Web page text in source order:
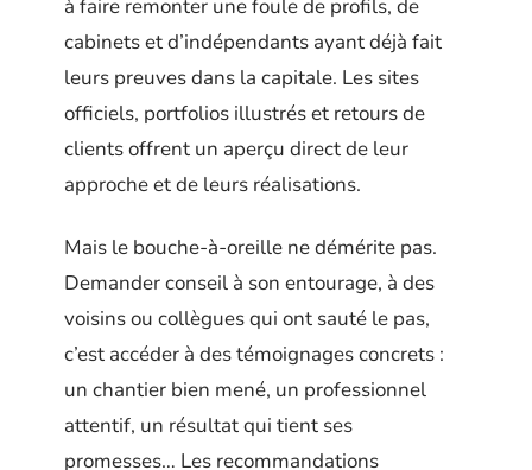
à faire remonter une foule de profils, de
cabinets et d’indépendants ayant déjà fait
leurs preuves dans la capitale. Les sites
officiels, portfolios illustrés et retours de
clients offrent un aperçu direct de leur
approche et de leurs réalisations.
Mais le bouche-à-oreille ne démérite pas.
Demander conseil à son entourage, à des
voisins ou collègues qui ont sauté le pas,
c’est accéder à des témoignages concrets :
un chantier bien mené, un professionnel
attentif, un résultat qui tient ses
promesses… Les recommandations